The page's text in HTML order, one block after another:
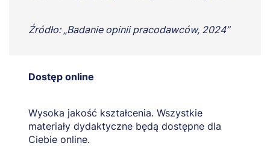
Źródło: „Badanie opinii pracodawców, 2024”
Dostęp online
Wysoka jakość kształcenia. Wszystkie
materiały dydaktyczne będą dostępne dla
Ciebie online.